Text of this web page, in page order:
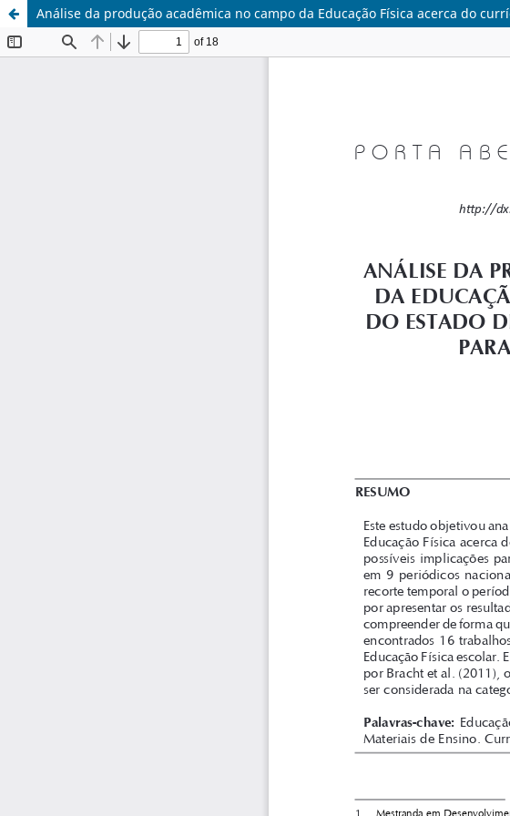
Análise da produção acadêmica no campo da Educação Física acerca do